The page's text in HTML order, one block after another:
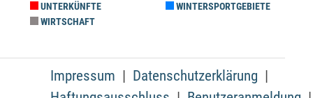
UNTERKÜNFTE
WINTERSPORTGEBIETE
WIRTSCHAFT
Impressum
Datenschutzerklärung